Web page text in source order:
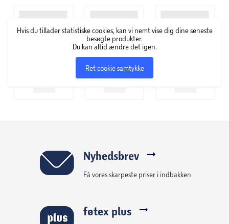
Skandinavien og resten af verden. Hos Filibabba finder
man et stort udvalg af produkter, når dit barn skal lege,
bade, spise eller sove. Udstyret er udviklet efter personlige
erfaringer fra en hverdag med børn.
Hvis du tillader statistiske cookies, kan vi nemt vise dig dine seneste
besøgte produkter.
Du kan altid ændre det igen.
Ret cookie samtykke
Nyhedsbrev
Få vores skarpeste priser i indbakken
føtex plus